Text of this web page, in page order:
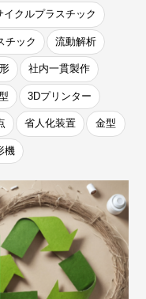
イクルプラスチック
チック 流動解析
社内一貫製作
3Dプリンター
省人化装置 金型
機